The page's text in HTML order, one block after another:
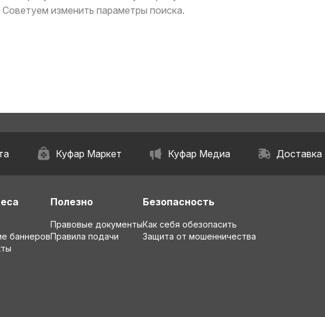
Советуем изменить параметры поиска.
Куфар Маркет Куфар Медиа Доставка
баннеров
Полезно
Правовые документы
Правила подачи
Безопасность
Как себя обезопасить
Защита от мошенничества